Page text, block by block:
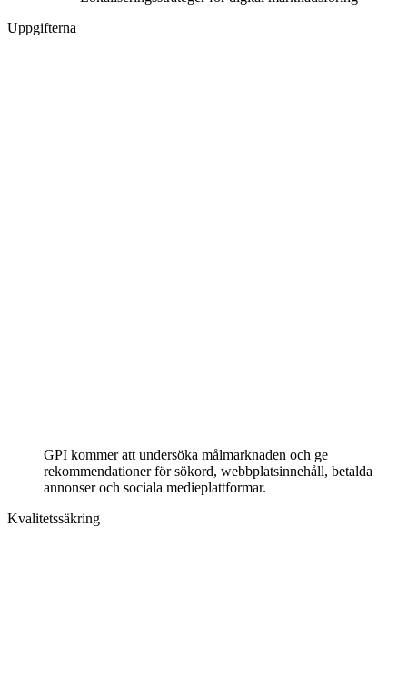
Uppgifterna
GPI kommer att undersöka målmarknaden och ge
rekommendationer för sökord, webbplatsinnehåll, betalda
annonser och sociala medieplattformar.
Kvalitetssäkring